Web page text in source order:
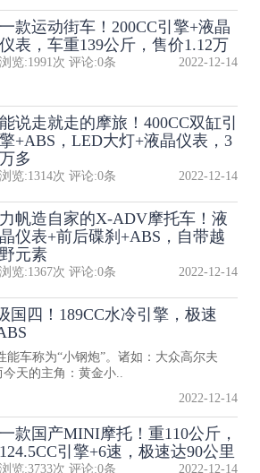
一款运动街车！200CC引擎+液晶
仪表，车重139公斤，售价1.12万
浏览:1991次 评论:0条 2022-12-14
能说走就走的摩旅！400CC双缸引
擎+ABS，LED大灯+液晶仪表，3
万多
浏览:1314次 评论:0条 2022-12-14
力帆造自家的X-ADV摩托车！液
晶仪表+前后碟刹+ABS，自带越
野元素
浏览:1367次 评论:0条 2022-12-14
国四！189CC水冷引擎，极速
能车称为“小钢炮”。诸如：大众高尔夫
天的主角：黄金小..
2022-12-14
一款国产MINI摩托！重110公斤，
124.5CC引擎+6速，极速达90公里
浏览:3733次 评论:0条 2022-12-14